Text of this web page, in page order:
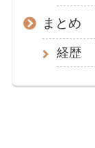
まとめ
経歴